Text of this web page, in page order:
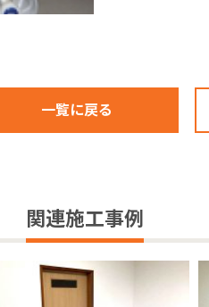
一覧に戻る
関連施工事例